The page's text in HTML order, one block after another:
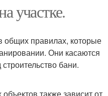
участке.
общих правилах, которые
Они касаются
бани.